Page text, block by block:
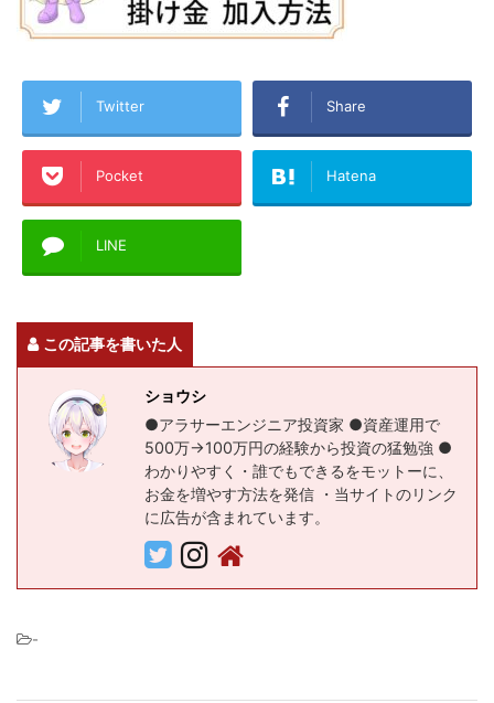
Twitter Share
Pocket Hatena
LINE
この記事を書いた人
ショウシ
●アラサーエンジニア投資家 ●資産運用で
500万→100万円の経験から投資の猛勉強 ●
わかりやすく・誰でもできるをモットーに、
お金を増やす方法を発信 ・当サイトのリンク
に広告が含まれています。
-